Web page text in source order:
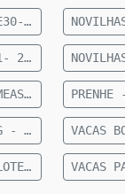
NOVILHAS - 244 KG - LOTE E30- 23 FÊMEAS 1/2 CRUZAMENTO INDUSTRIAL 12 A 15 MESES- 244 KG- 73 KM DE CAMAPUÃ
NOVILHAS- 206 KG- LOTE E61- 22 FEMEAS NELORE- 12 A 15 MESES- 206 KG- 70 KM DE CAMAPUA SENTIDO FIGUEIRAO
NOVILHAS- LOTE E40- 52 FÊMEAS NELORE 15 MESES- 255 KG- 84 KM DE CAMAPUÃ
TOURUNOS CHAROLES - 709 KG - LOTE E80 - 3 TOURUNOS CHAROLÊS - 709 KG - 36 KM DE CAMAPUÃ
VACAS PARIDAS - 340 KG - LOTE E88 - 21 VACAS PARIDAS (11 MACHOS E 10 FÊMEAS) - 340 KG - 28 KM DE CAMAPUÃ SENTIDO SÃO PEDRO